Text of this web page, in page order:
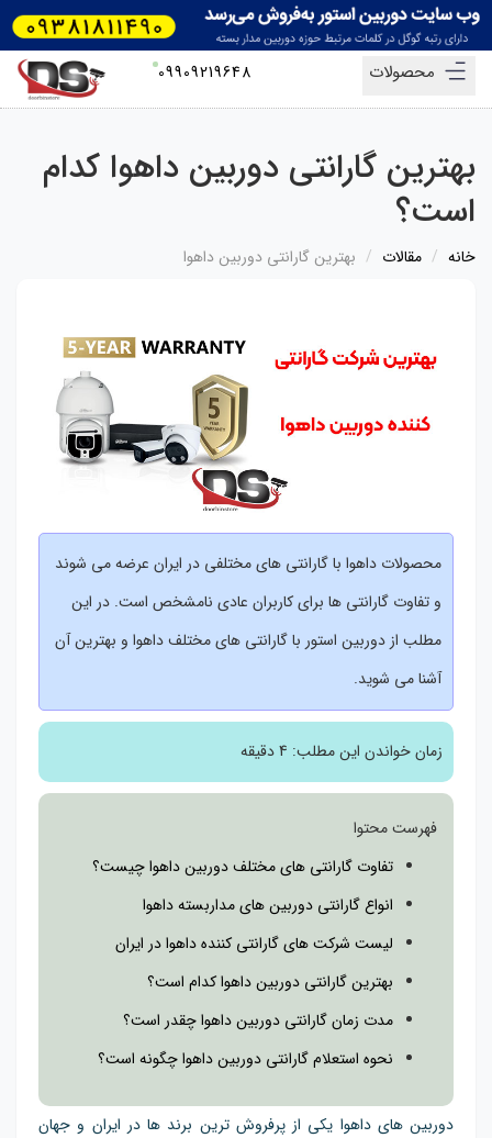
محصولات 09909219648
بهترین گارانتی دوربین داهوا کدام
است؟
خانه مقالات بهترین گارانتی دوربین داهوا
محصولات داهوا با گارانتی های مختلفی در ایران عرضه می شوند
و تفاوت گارانتی ها برای کاربران عادی نامشخص است. در این
مطلب از دوربین استور با گارانتی های مختلف داهوا و بهترین آن
آشنا می شوید.
زمان خواندن این مطلب: 4 دقیقه
فهرست محتوا
تفاوت گارانتی های مختلف دوربین داهوا چیست؟
انواع گارانتی دوربین های مداربسته داهوا
لیست شرکت های گارانتی کننده داهوا در ایران
بهترین گارانتی دوربین داهوا کدام است؟
مدت زمان گارانتی دوربین داهوا چقدر است؟
نحوه استعلام گارانتی دوربین داهوا چگونه است؟
دوربین های داهوا یکی از پرفروش ترین برند ها در ایران و جهان